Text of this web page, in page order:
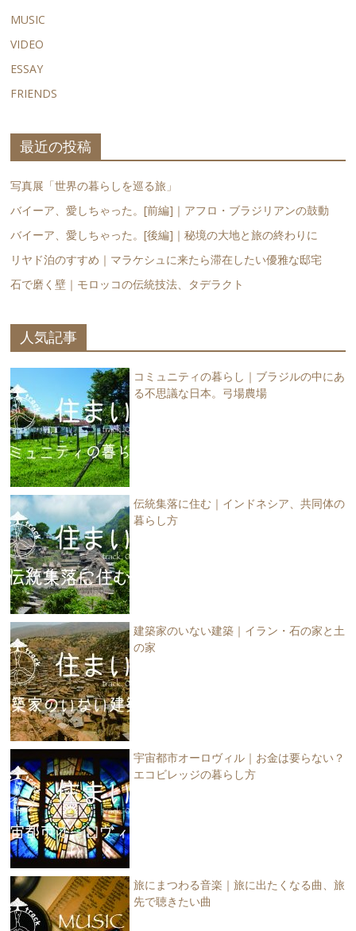
MUSIC
VIDEO
ESSAY
FRIENDS
最近の投稿
写真展「世界の暮らしを巡る旅」
バイーア、愛しちゃった。[前編]｜アフロ・ブラジリアンの鼓動
バイーア、愛しちゃった。[後編]｜秘境の大地と旅の終わりに
リヤド泊のすすめ｜マラケシュに来たら滞在したい優雅な邸宅
石で磨く壁｜モロッコの伝統技法、タデラクト
人気記事
コミュニティの暮らし｜ブラジルの中にあ
る不思議な日本。弓場農場
伝統集落に住む｜インドネシア、共同体の
暮らし方
建築家のいない建築｜イラン・石の家と土
の家
宇宙都市オーロヴィル｜お金は要らない？
エコビレッジの暮らし方
旅にまつわる音楽｜旅に出たくなる曲、旅
先で聴きたい曲